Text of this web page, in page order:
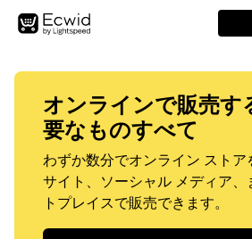
オンラインで販売す
要なものすべて
わずか数分でオンライン スト
サイト、ソーシャル メディア、
トプレイスで販売できます。